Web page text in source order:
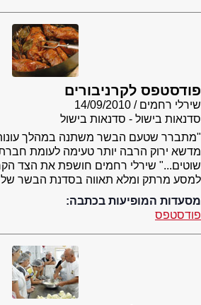
פודסטפס לקרניבורים
שירלי רחמים
14/09/2010
סדנאות בישול - סדנאות בישול
"מתברר שטעם הבשר משתנה במהלך עונות
מדשא ירוק הרבה יותר טעימה לעומת
שוטים..." שירלי רחמים חושפת את הצד
למסע מרתק ומלא תאווה בסדנת הבשר
מסעדות המופיעות בכתבה:
פודסטפס